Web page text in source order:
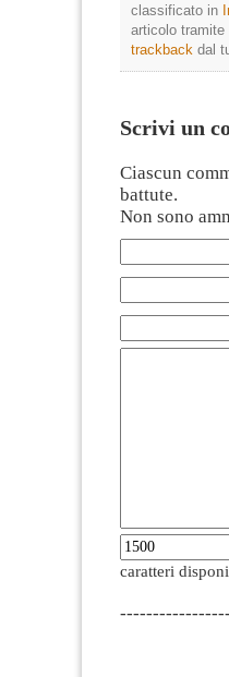
classificato in
articolo tramite
trackback dal
Scrivi un
Ciascun
battute.
Non sono
caratteri